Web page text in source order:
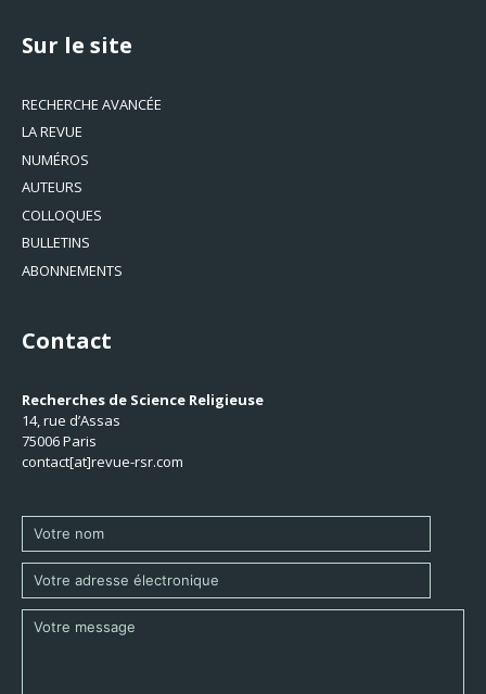
Sur le site
RECHERCHE AVANCÉE
LA REVUE
NUMÉROS
AUTEURS
COLLOQUES
BULLETINS
ABONNEMENTS
Contact
Recherches de Science Religieuse
14, rue d’Assas
75006 Paris
contact[at]revue-rsr.com